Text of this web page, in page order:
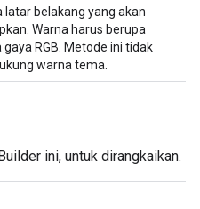
latar belakang yang akan
Warna harus berupa
gaya RGB. Metode ini tidak
warna tema.
ini, untuk dirangkaikan.